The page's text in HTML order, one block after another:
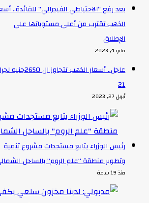
بعد رفع “الاحتياطي الفيدرالي” للفائدة.. أسعار
الذهب تقترب من أعلى مستوياتها على
الإطلاق
مايو 4, 2023
عاجل.. أسعار الذهب تتجاوز ال 2650جنيه لجرام
21
أبريل 27, 2023
رئيس الوزراء يتابع مستجدات مشروع تنمية
وتطوير منطقة “علم الروم” بالساحل الشمالي
منذ 19 ساعة